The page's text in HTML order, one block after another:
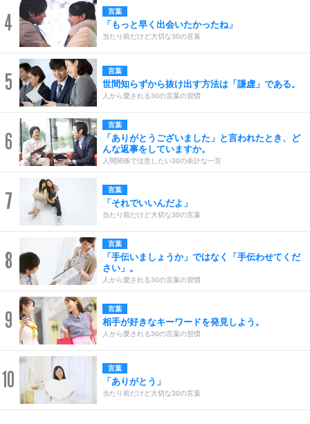
4 言葉
「もっと早く出会いたかったね」
当たり前だけど大切な30の言葉
5 言葉
世間知らずから抜け出す方法は「謙虚」である。
人から愛される30の言葉の習慣
6
言葉
「ありがとうございました」と言われたとき、ど
んな返事をしていますか。
人間関係で注意したい30の余計な一言
7 言葉
「それでいいんだよ」
当たり前だけど大切な30の言葉
8
言葉
「手伝いましょうか」ではなく「手伝わせてくだ
さい」。
人から愛される30の言葉の習慣
9 言葉
相手が好きなキーワードを発見しよう。
人から愛される30の言葉の習慣
10 言葉
「ありがとう」
当たり前だけど大切な30の言葉